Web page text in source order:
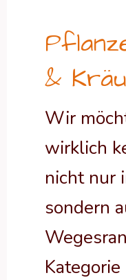
&
Wir
wirklich
nicht nur
sondern